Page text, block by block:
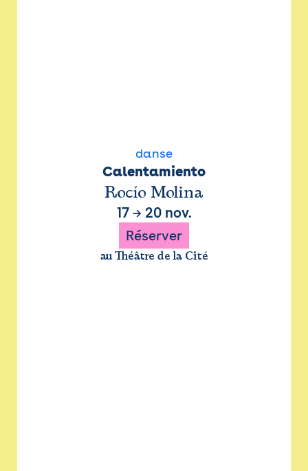
danse
Calentamiento
Rocío Molina
17→ 20 nov.
Réserver
au Théâtre de la Cité